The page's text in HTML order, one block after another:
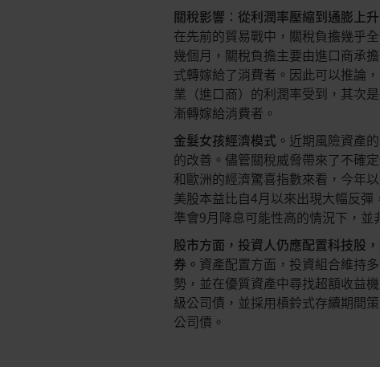
關稅影響 ： 從利潤率壓縮到通膨上升
在先前的貿易戰中，關稅負擔幾乎
幾個月，關稅負擔主要由進口商承
式轉嫁給了消費者。因此可以推論
業（進口商）的利潤率受到，其次
漸轉嫁給消費者。
金髮女孩經濟模式 。近期風險資產
的改善。儘管關稅威脅帶來了不確
和歐洲的經濟驚喜指數來看，今年
美股本益比自4月以來出現大幅反
準會9月降息可能性高的情況下，並
股市方面，投資人仍應配置科技股
券。 資產配置方面，投資組合維持
勢，並在優質資產中尋找超額收益
級公司債，並採用槓鈴式存續期間
公司債。